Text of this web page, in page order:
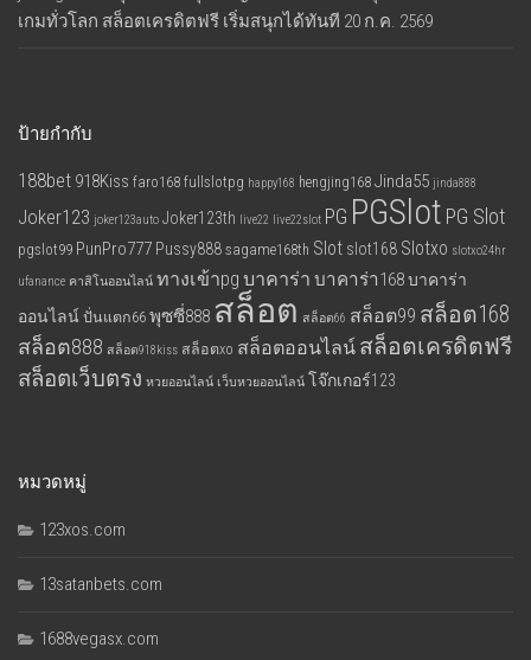
เกมทั่วโลก สล็อตเครดิตฟรี เริ่มสนุกได้ทันที 20 ก.ค. 2569
ป้ายกำกับ
188bet 918Kiss faro168 fullslotpg happy168 hengjing168 Jinda55 jinda888
Joker123 joker123auto Joker123th live22 live22slot PG PGSlot PG Slot
pgslot99 PunPro777 Pussy888 sagame168th Slot slot168 Slotxo slotxo24hr
ufanance คาสิโนออนไลน์ ทางเข้าpg บาคาร่า บาคาร่า168บาคาร่า
ออนไลน์ ปั่นแตก66 พุซซี่888 สล็อต สล็อต66 สล็อต99 สล็อต168
สล็อต888 สล็อต918kiss สล็อตxo สล็อตออนไลน์ สล็อตเครดิตฟรี
สล็อตเว็บตรง หวยออนไลน์ เว็บหวยออนไลน์ โจ๊กเกอร์123
หมวดหมู่
123xos.com
13satanbets.com
1688vegasx.com